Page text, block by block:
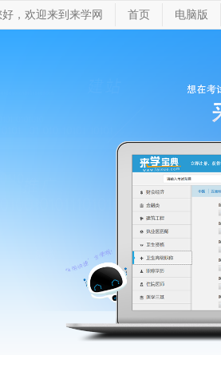
好，欢迎来到来学网 首页 电脑版